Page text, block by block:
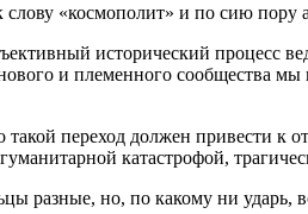
слову «космополит» и по сию
исторический процесс
и племенного сообщества
такой переход должен привести к
катастрофой,
разные, но, по какому ни ударь,